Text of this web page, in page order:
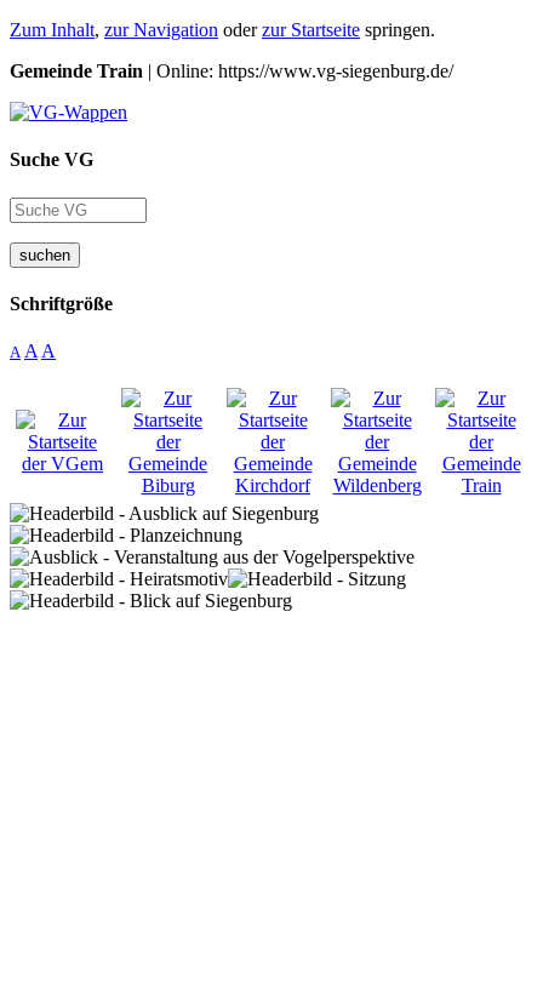
Zum Inhalt, zur Navigation oderzur Startseite springen.
Gemeinde Train | Online: https://www.vg-siegenburg.de/
Suche VG
suchen
Schriftgröße
A A A